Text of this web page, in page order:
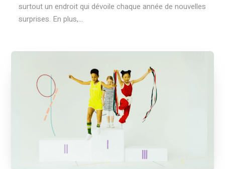
surtout un endroit qui dévoile chaque année de nouvelles
surprises. En plus,...